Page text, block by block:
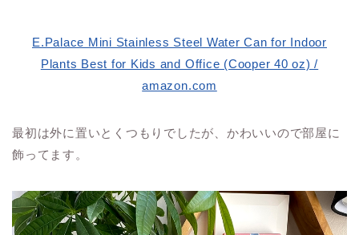
E.Palace Mini Stainless Steel Water Can for Indoor
Plants Best for Kids and Office (Cooper 40 oz) /
amazon.com
最初は外に置いとくつもりでしたが、かわいいので部屋に
飾ってます。